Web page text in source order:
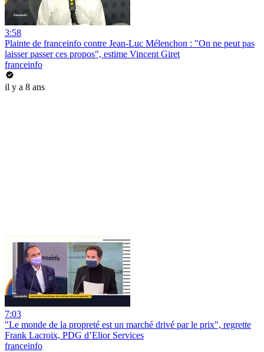
3:58
Plainte de franceinfo contre Jean-Luc Mélenchon : "On ne peut pas
laisser passer ces propos", estime Vincent Giret
franceinfo
il y a 8 ans
7:03
"Le monde de la propreté est un marché drivé par le prix", regrette
Frank Lacroix, PDG d’Elior Services
franceinfo